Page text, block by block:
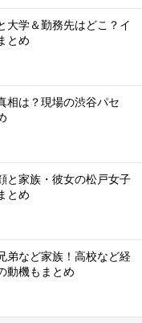
大学＆勤務先はどこ？イ
とめ
相は？現場の渋谷パセ
と家族・彼女の松戸女子
とめ
弟など家族！高校など経
動機もまとめ